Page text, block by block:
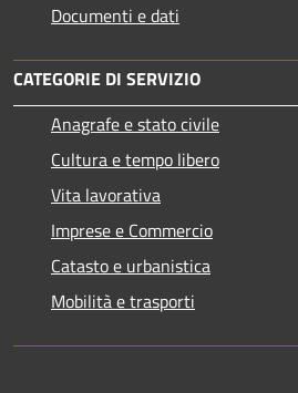
Documenti e dati
CATEGORIE DI SERVIZIO
Anagrafe e stato civile
Cultura e tempo libero
Vita lavorativa
Imprese e Commercio
Catasto e urbanistica
Mobilità e trasporti